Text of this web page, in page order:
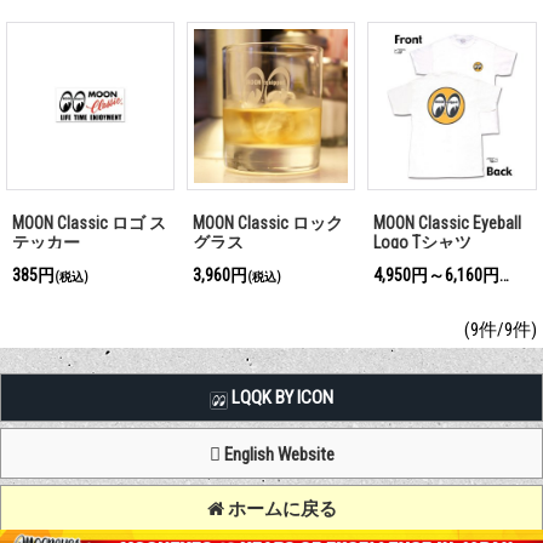
MOON Classic ロゴ ス
テッカー
385円 (税込)
MOON Classic ロック
グラス
3,960円 (税込)
MOON Classic Eyeball
Logo Tシャツ
4,950円～6,160円
(税込)
(9件/9件)
LQQK BY ICON
English Website
ホームに戻る